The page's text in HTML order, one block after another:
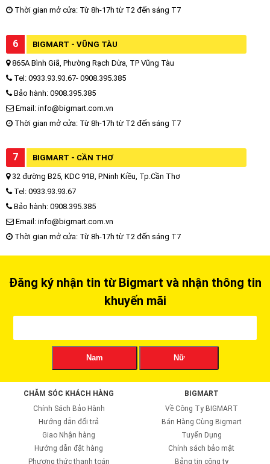
Thời gian mở cửa: Từ 8h-17h từ T2 đến sáng T7
6 BIGMART - VŨNG TÀU
865A Bình Giã, Phường Rạch Dừa, TP Vũng Tàu
Tel: 0933.93.93.67- 0908.395.385
Bảo hành: 0908.395.385
Email: info@bigmart.com.vn
Thời gian mở cửa: Từ 8h-17h từ T2 đến sáng T7
7 BIGMART - CẦN THƠ
32 đường B25, KDC 91B, P.Ninh Kiều, Tp.Cần Thơ
Tel: 0933.93.93.67
Bảo hành: 0908.395.385
Email: info@bigmart.com.vn
Thời gian mở cửa: Từ 8h-17h từ T2 đến sáng T7
Đăng ký nhận tin từ Bigmart và nhận thông tin
khuyến mãi
Nam Nữ
CHĂM SÓC KHÁCH HÀNG
Chính Sách Bảo Hành
Hướng dẫn đổi trả
Giao Nhận hàng
Hướng dẫn đặt hàng
Phương thức thanh toán
BIGMART
Về Công Ty BIGMART
Bán Hàng Cùng Bigmart
Tuyển Dụng
Chính sách bảo mật
Bảng tin công ty